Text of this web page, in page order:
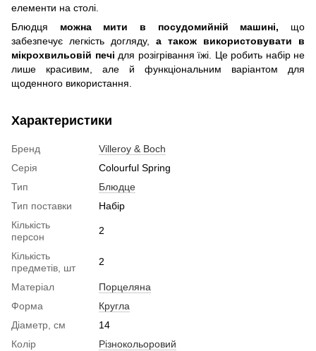
елементи на столі.
Блюдця можна мити в посудомийній машині, що
забезпечує легкість догляду,
а також використовувати в
мікрохвильовій печі для розігрівання їжі. Це робить набір не
лише красивим, але й функціональним варіантом для
щоденного використання.
Характеристики
Бренд
Villeroy & Boch
Серія
Colourful Spring
Тип
Блюдце
Тип поставки
Набір
Кількість
персон
2
Кількість
предметів, шт
2
Матеріал
Порцеляна
Форма
Кругла
Діаметр, см
14
Колір
Різнокольоровий